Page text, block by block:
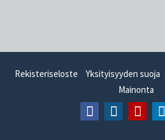
Rekisteriseloste Yksityisyyden suoja
Mainonta